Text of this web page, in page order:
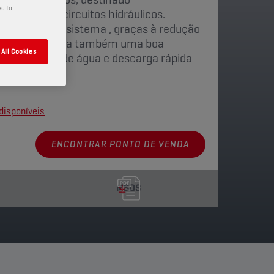
em circuitos hidráulicos.
limpeza do sistema , graças à redução
Demonstra também uma boa
separação de água e descarga rápida
ENCONTRAR PONTO DE VENDA
MSDS
To
Cookies